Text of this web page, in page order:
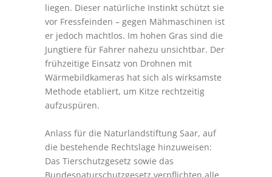
liegen. Dieser natürliche Instinkt schützt sie
vor Fressfeinden – gegen Mähmaschinen ist
er jedoch machtlos. Im hohen Gras sind die
Jungtiere für Fahrer nahezu unsichtbar. Der
frühzeitige Einsatz von Drohnen mit
Wärmebildkameras hat sich als wirksamste
Methode etabliert, um Kitze rechtzeitig
aufzuspüren.
Anlass für die Naturlandstiftung Saar, auf
die bestehende Rechtslage hinzuweisen:
Das Tierschutzgesetz sowie das